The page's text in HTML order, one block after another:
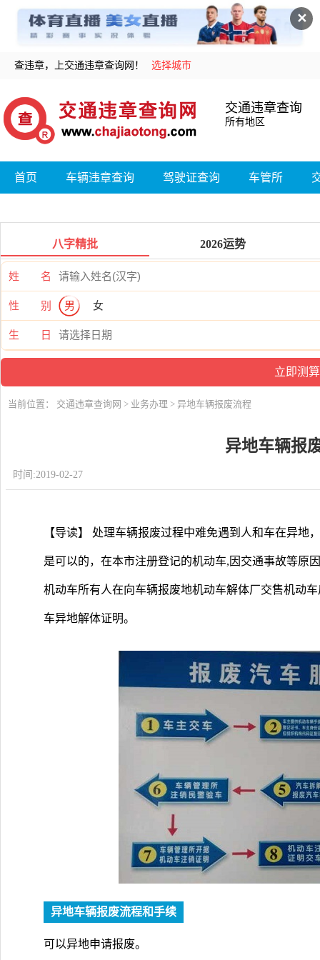
✕
查违章，上交通违章查询网！ 选择城市
交通违章查询
所有地区
首页 车辆违章查询 驾驶证查询 车管所
八字精批 2026运势
姓 名
性 别 男 女
生 日
当前位置： 交通违章查询网 > 业务办理 > 异地车辆报废流程
异地车辆报
时间:2019-02-27
【导读】 处理车辆报废过程中难免遇到人和车在异地
是可以的，在本市注册登记的机动车,因交通事故等原
机动车所有人在向车辆报废地机动车解体厂交售机动
车异地解体证明。
异地车辆报废流程和手续
可以异地申请报废。